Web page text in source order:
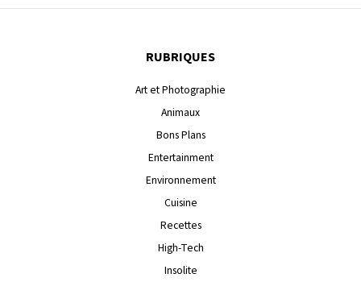
RUBRIQUES
Art et Photographie
Animaux
Bons Plans
Entertainment
Environnement
Cuisine
Recettes
High-Tech
Insolite